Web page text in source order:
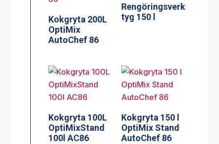
Kokgryta 200L
OptiMix
AutoChef 86
Rengöringsverk
tyg 150 l
Kokgryta 100L
OptiMixStand
100l AC86
Kokgryta 150 l
OptiMix Stand
AutoChef 86